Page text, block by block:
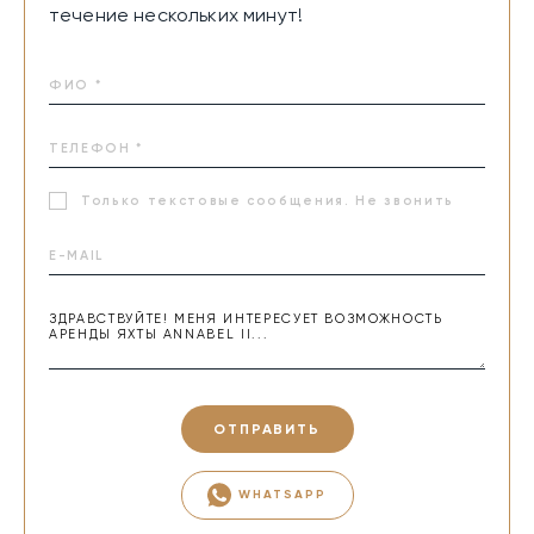
На борту ANNABEL II каждый момент располагает к
переходов до расслабления в джакузи — здесь
гармонично сочетаются комфорт и приключения.
течение нескольких минут!
Только текстовые сообщения. Не звонить
ОТПРАВИТЬ
WHATSAPP